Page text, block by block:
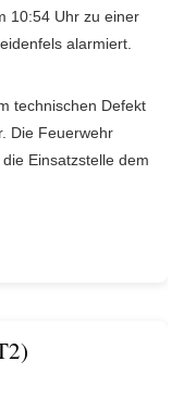
10:54 Uhr zu einer
alarmiert.
technischen Defekt
Die Feuerwehr
Einsatzstelle dem